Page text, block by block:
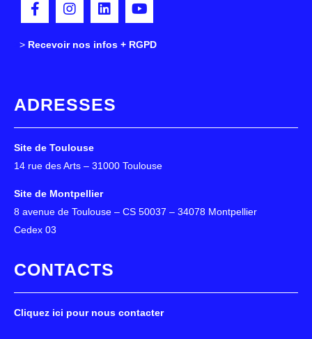
> Recevoir nos infos + RGPD
ADRESSES
Site de Toulouse
14 rue des Arts – 31000 Toulouse
Site de Montpellier
8 avenue de Toulouse – CS 50037 – 34078 Montpellier
Cedex 03
CONTACTS
Cliquez ici pour nous contacter